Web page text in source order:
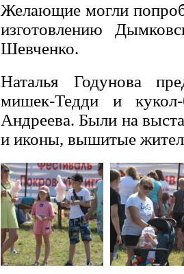
Желающие могли
изготовлению
Шевченко.
Наталья Годунова
мишек-Тедди и
Андреева. Были на
и иконы, вышитые